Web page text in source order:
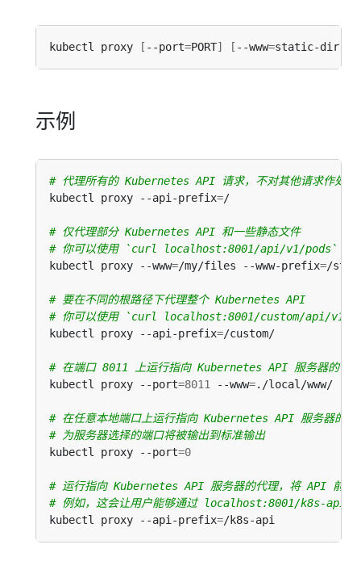
kubectl proxy [ --port=PORT] [ --www=static-dir
示例
# 代理所有的 Kubernetes API 请求，不对其他请求作处理
kubectl proxy --api-prefix=
# 仅代理部分 Kubernetes API 和一些静态文件
# 你可以使用 `curl localhost:8001/api/v1/pods` 获
kubectl proxy --www=/my/files --www-prefix=/
# 要在不同的根路径下代理整个 Kubernetes API
# 你可以使用 `curl localhost:8001/custom/api/v1/
kubectl proxy --api-prefix=
# 在端口 8011 上运行指向 Kubernetes API 服务器的代
kubectl proxy --port=8011 --www=
# 在任意本地端口上运行指向 Kubernetes API 服务器的代
# 为服务器选择的端口将被输出到标准输出
kubectl proxy --port=0
# 运行指向 Kubernetes API 服务器的代理，将 API 前
# 例如，这会让用户能够通过 localhost:8001/k8s-api/
kubectl proxy --api-prefix=